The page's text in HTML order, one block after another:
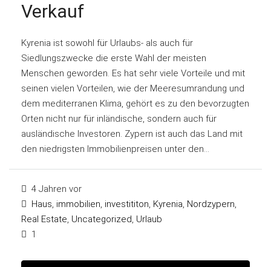
Verkauf
Kyrenia ist sowohl für Urlaubs- als auch für
Siedlungszwecke die erste Wahl der meisten
Menschen geworden. Es hat sehr viele Vorteile und mit
seinen vielen Vorteilen, wie der Meeresumrandung und
dem mediterranen Klima, gehört es zu den bevorzugten
Orten nicht nur für inländische, sondern auch für
ausländische Investoren. Zypern ist auch das Land mit
den niedrigsten Immobilienpreisen unter den...
4 Jahren vor
Haus, immobilien, investititon, Kyrenia, Nordzypern,
Real Estate, Uncategorized, Urlaub
1